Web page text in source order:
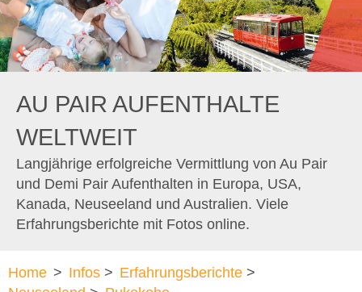
AU PAIR AUFENTHALTE
WELTWEIT
Langjährige erfolgreiche Vermittlung von Au Pair
und Demi Pair Aufenthalten in Europa, USA,
Kanada, Neuseeland und Australien. Viele
Erfahrungsberichte mit Fotos online.
Home > Infos > Erfahrungsberichte >